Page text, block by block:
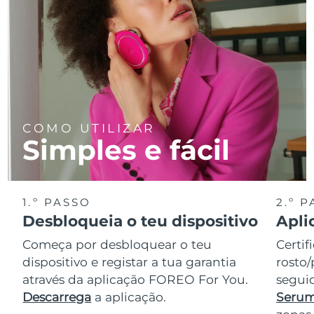
COMO UTILIZAR
Simples e fácil
1.º PASSO
Desbloqueia o teu dispositivo
Começa por desbloquear o teu
dispositivo e registar a tua garantia
através da aplicação FOREO For You.
Descarrega a aplicação.
2.º
rosto/